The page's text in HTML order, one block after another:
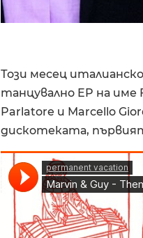
Този месец
танцувално EP на име
Parlatore и Marcello
дискотеката,